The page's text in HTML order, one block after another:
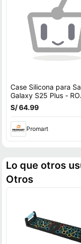
Case Silicona para
Galaxy S25 Plus -
S/ 64.99
Promart
Lo que otros
Otros